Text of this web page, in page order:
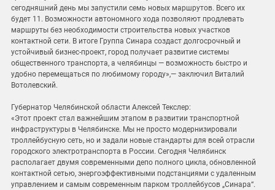
сегодняшний день мы запустили семь новых маршрутов. Всего их
будет 11. Возможности автономного хода позволяют продлевать
маршруты без необходимости строительства новых участков
контактной сети. В итоге Группа Синара создаст долгосрочный и
устойчивый бизнес-проект, город получает развитие системы
общественного транспорта, а челябинцы — возможность быстро и
удобно перемещаться по любимому городу»,— заключил Виталий
Вотолевский.
Губернатор Челябинской области Алексей Текслер:
«Этот проект стал важнейшим этапом в развитии транспортной
инфраструктуры в Челябинске. Мы не просто модернизировали
троллейбусную сеть, но и задали новые стандарты для всей отрасли
городского электротранспорта в России. Сегодня Челябинск
располагает двумя современными депо полного цикла, обновленной
контактной сетью, энергоэффективными подстанциями с удаленным
управлением и самым современным парком троллейбусов „Синара“.